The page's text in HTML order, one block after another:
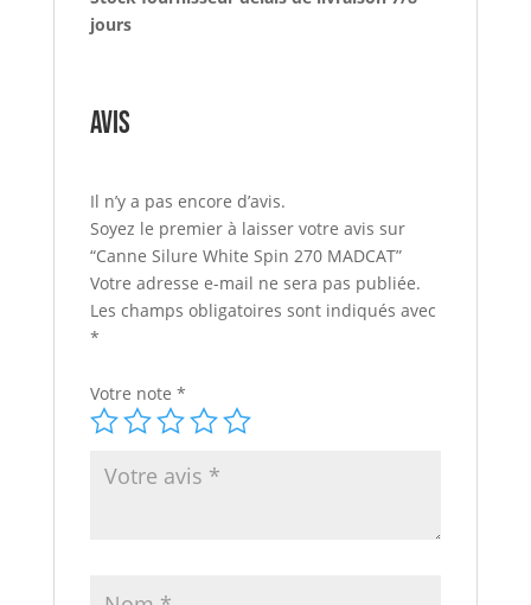
jours
Avis
Il n’y a pas encore d’avis.
Soyez le premier à laisser votre avis sur
“Canne Silure White Spin 270 MADCAT”
Votre adresse e-mail ne sera pas publiée.
Les champs obligatoires sont indiqués avec
*
Votre note *